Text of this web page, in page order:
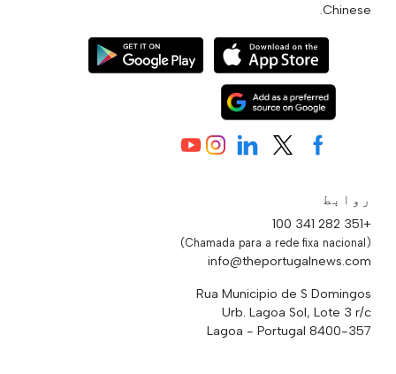
Chinese.
روابط
+351 282 341 100
(Chamada para a rede fixa nacional)
info@theportugalnews.com
Rua Municipio de S Domingos
Urb. Lagoa Sol, Lote 3 r/c
8400-357 Lagoa - Portugal